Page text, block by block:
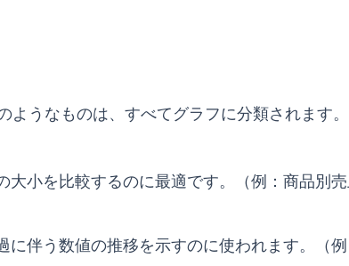
ようなものは、すべてグラフに分類されます。
大小を比較するのに最適です。（例：商品別
に伴う数値の推移を示すのに使われます。（例